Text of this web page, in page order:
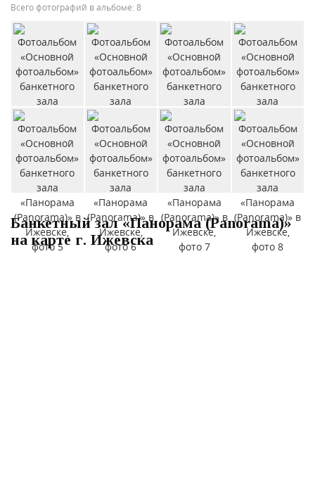
Всего фотографий в альбоме: 8
Банкетный зал «Панорама (Panorama)»
на карте г. Ижевска